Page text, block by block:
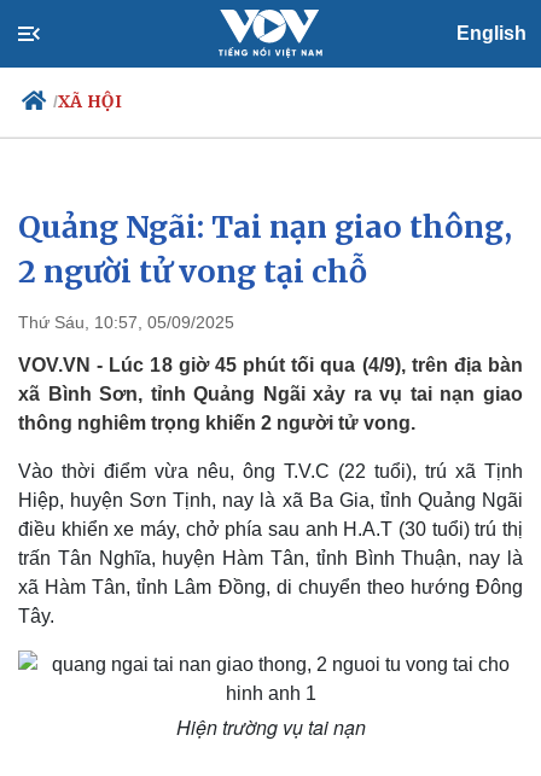
English
/XÃ HỘI
Chính trị
Đảng
Tổ chức nhân sự
Nhận diện sự thật
Xã hội
Tin 24h
Dự báo thời tiết
Việc làm
Biển đảo
Quảng Ngãi: Tai nạn giao thông,
2 người tử vong tại chỗ
Thứ Sáu, 10:57, 05/09/2025
VOV.VN - Lúc 18 giờ 45 phút tối qua (4/9), trên địa bàn
xã Bình Sơn, tỉnh Quảng Ngãi xảy ra vụ tai nạn giao
thông nghiêm trọng khiến 2 người tử vong.
Vào thời điểm vừa nêu, ông T.V.C (22 tuổi), trú xã Tịnh
Hiệp, huyện Sơn Tịnh, nay là xã Ba Gia, tỉnh Quảng Ngãi
điều khiển xe máy, chở phía sau anh H.A.T (30 tuổi) trú thị
trấn Tân Nghĩa, huyện Hàm Tân, tỉnh Bình Thuận, nay là
xã Hàm Tân, tỉnh Lâm Đồng, di chuyển theo hướng Đông
Tây.
Hiện trường vụ tai nạn